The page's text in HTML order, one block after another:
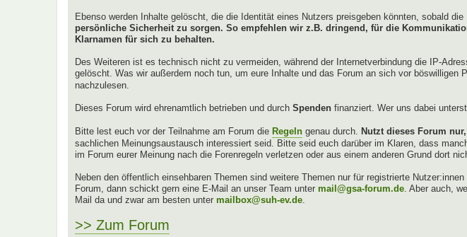
Ebenso werden Inhalte gelöscht, die die Identität eines Nutzers preisgeben könnten, sobald die
persönliche Sicherheit zu sorgen. So empfehlen wir z.B. dringend, für die
Klarnamen für sich zu behalten.
Des Weiteren ist es technisch nicht zu vermeiden, während der Internetverbindung die IP-
gelöscht. Was wir außerdem noch tun, um eure Inhalte und das Forum an sich vor böswilligen
nachzulesen.
Dieses Forum wird ehrenamtlich betrieben und durch Spenden finanziert. Wer uns dabei
Bitte lest euch vor der Teilnahme am Forum die Regeln genau durch. Nutzt dieses Forum
sachlichen Meinungsaustausch interessiert seid. Bitte seid euch darüber im Klaren, dass
im Forum eurer Meinung nach die Forenregeln verletzen oder aus einem anderen Grund dort
Neben den öffentlich einsehbaren Themen sind weitere Themen nur für registrierte
Forum, dann schickt gern eine E-Mail an unser Team unter mail@gsa-forum.de . Aber auch,
Mail da und zwar am besten unter mailbox@suh-ev.de
>> Zum Forum